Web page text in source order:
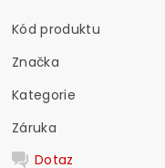
Kód produktu
Značka
Kategorie
Záruka
Dotaz